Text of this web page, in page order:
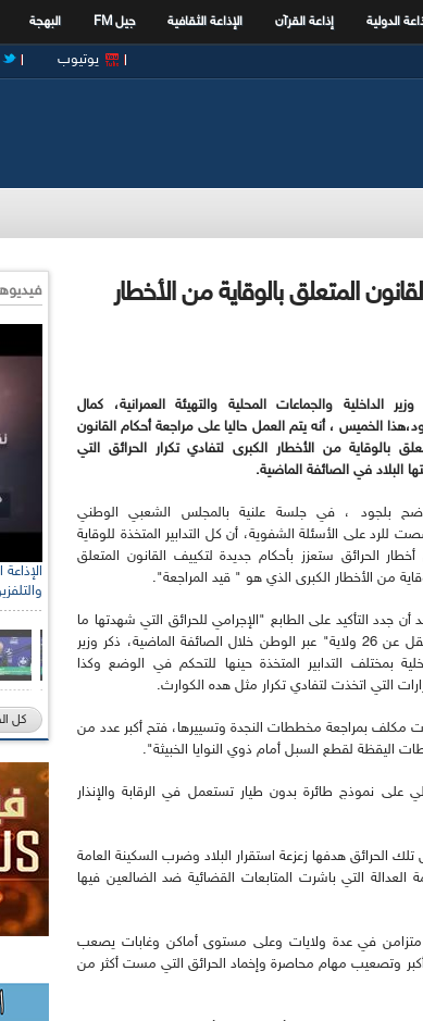
الدولية إذاعة القرآن الإذاعة الثقافية جيل FM البهجة
يوتيوب
المتعلق بالوقاية من الأخطار
وزير الداخلية والجماعات المحلية والتهيئة العمرانية، كمال
الخميس ، أنه يتم العمل حاليا على مراجعة أحكام القانون
بالوقاية من الأخطار الكبرى لتفادي تكرار الحرائق التي
البلاد في الصائفة الماضية.
بلجود ، في جلسة علنية بالمجلس الشعبي الوطني
للرد على الأسئلة الشفوية، أن كل التدابير المتخذة للوقاية
الحرائق ستعزز بأحكام جديدة لتكييف القانون المتعلق
من الأخطار الكبرى الذي هو " قيد المراجعة".
أن جدد التأكيد على الطابع "الإجرامي للحرائق التي شهدتها ما
لا يقل عن 26 ولاية" عبر الوطن خلال الصائفة الماضية، ذكر وزير
بمختلف التدابير المتخذة حينها للتحكم في الوضع وكذا
التي اتخذت لتفادي تكرار مثل هده الكوارث.
بمراجعة مخططات النجدة وتسييرها، فتح أكبر عدد من
اليقظة لقطع السبل أمام ذوي النوايا الخبيثة".
على نموذج طائرة بدون طيار تستعمل في الرقابة والإنذار
تلك الحرائق هدفها زعزعة استقرار البلاد وضرب السكينة العامة
التي باشرت المتابعات القضائية ضد الضالعين فيها
متزامن في عدة ولايات وعلى مستوى أماكن وغابات يصعب
وتصعيب مهام محاصرة وإخماد الحرائق التي مست أكثر من
رئيس
كل